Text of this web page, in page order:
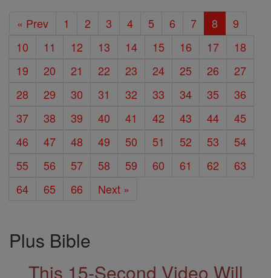
« Prev 1 2 3 4 5 6 7 8
9
10
11 12 13 14 15 16 17
18
19
20 21 22 23 24 25 26
27
28
29 30 31 32 33 34 35
36
37
38 39 40 41 42 43 44
45
46
47 48 49 50 51 52 53
54
55
56 57 58 59 60 61 62
63
64
65 66 Next »
Plus Bible
This 15-Second Video Will